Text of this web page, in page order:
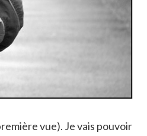
vue). Je vais pouvoir